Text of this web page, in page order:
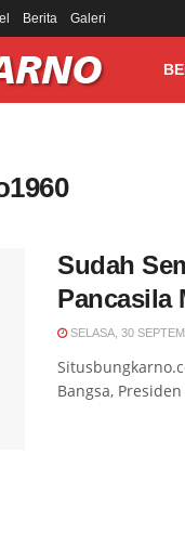
Berita Galeri
Sudah
Pancasila
SELASA, 30
Bangsa,